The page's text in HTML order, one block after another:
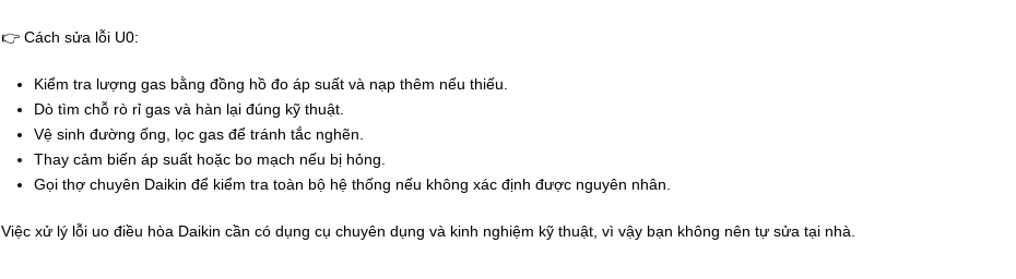
👉 Cách sửa lỗi U0:
Kiểm tra lượng gas bằng đồng hồ đo áp suất và nạp thêm nếu thiếu.
Dò tìm chỗ rò rỉ gas và hàn lại đúng kỹ thuật.
Vệ sinh đường ống, lọc gas để tránh tắc nghẽn.
Thay cảm biến áp suất hoặc bo mạch nếu bị hỏng.
Gọi thợ chuyên Daikin để kiểm tra toàn bộ hệ thống nếu không xác định được nguyên nhân.
Việc xử lý lỗi uo điều hòa Daikin cần có dụng cụ chuyên dụng và kinh nghiệm kỹ thuật, vì vậy bạn không nên tự sửa tại nhà.